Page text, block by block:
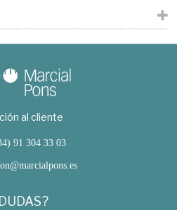
al cliente
91 304 33 03